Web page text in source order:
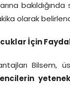
olarak
İçin
Bilsem,